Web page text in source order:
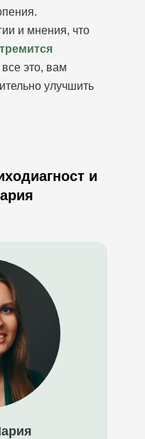
и мнения, что
это, вам
улучшить
и